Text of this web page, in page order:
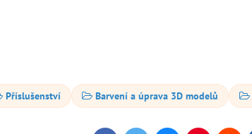
Příslušenství Barvení a úprava 3D modelů